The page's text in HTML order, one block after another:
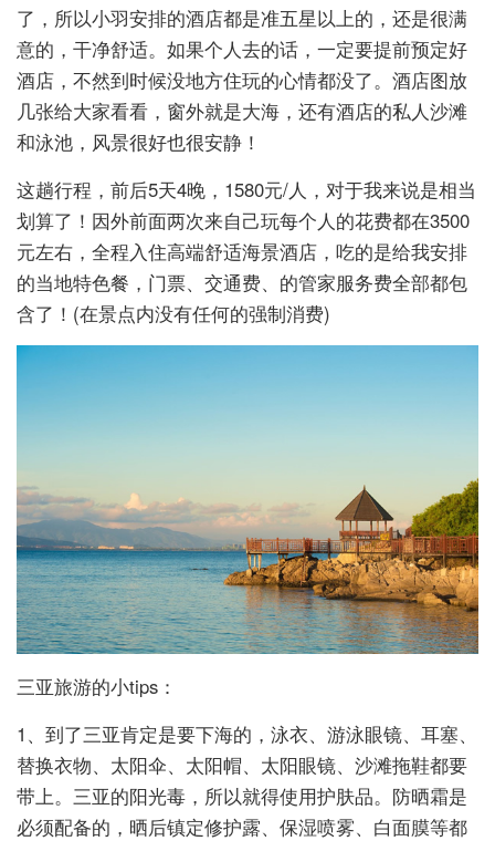
了，所以小羽安排的酒店都是准五星以上的，还是很满
意的，干净舒适。如果个人去的话，一定要提前预定好
酒店，不然到时候没地方住玩的心情都没了。酒店图放
几张给大家看看，窗外就是大海，还有酒店的私人沙滩
和泳池，风景很好也很安静！
这趟行程，前后5天4晚，1580元/人，对于我来说是相当
划算了！因外前面两次来自己玩每个人的花费都在3500
元左右，全程入住高端舒适海景酒店，吃的是给我安排
的当地特色餐，门票、交通费、的管家服务费全部都包
含了！(在景点内没有任何的强制消费)
三亚旅游的小tips：
1、到了三亚肯定是要下海的，泳衣、游泳眼镜、耳塞、
替换衣物、太阳伞、太阳帽、太阳眼镜、沙滩拖鞋都要
带上。三亚的阳光毒，所以就得使用护肤品。防晒霜是
必须配备的，晒后镇定修护露、保湿喷雾、白面膜等都